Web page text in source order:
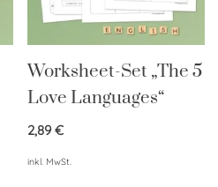
Worksheet-Set „The 5
Love Languages“
2,89€
inkl. MwSt.